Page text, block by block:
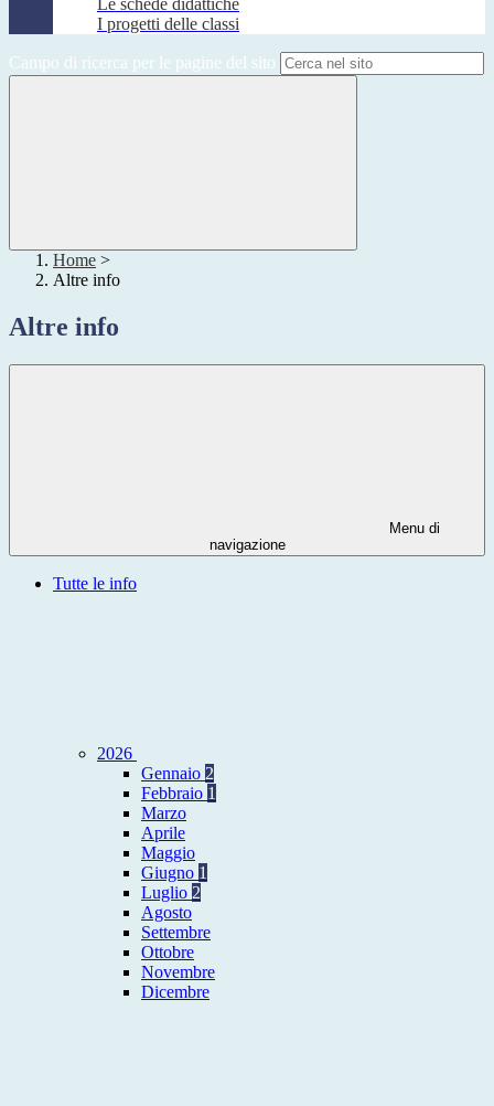
Le schede didattiche
I progetti delle classi
Campo di ricerca per le pagine del sito
Home >
Altre info
Altre info
Menu di
navigazione
Tutte le info
2026
Gennaio 2
Febbraio 1
Marzo
Aprile
Maggio
Giugno 1
Luglio 2
Agosto
Settembre
Ottobre
Novembre
Dicembre